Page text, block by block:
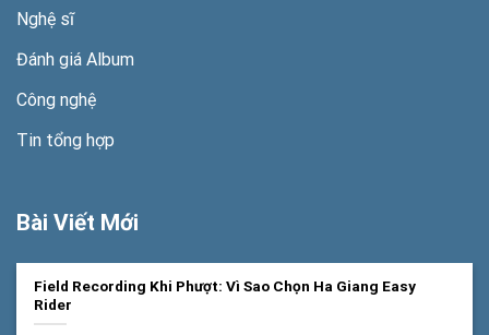
Nghệ sĩ
Đánh giá Album
Công nghệ
Tin tổng hợp
Bài Viết Mới
Field Recording Khi Phượt: Vì Sao Chọn Ha Giang Easy
Rider